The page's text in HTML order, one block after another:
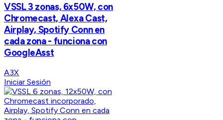
VSSL 3 zonas, 6x50W, con
Chromecast, Alexa Cast,
Airplay, Spotify Conn en
cada zona - funciona con
GoogleAsst
A3X
Iniciar Sesión